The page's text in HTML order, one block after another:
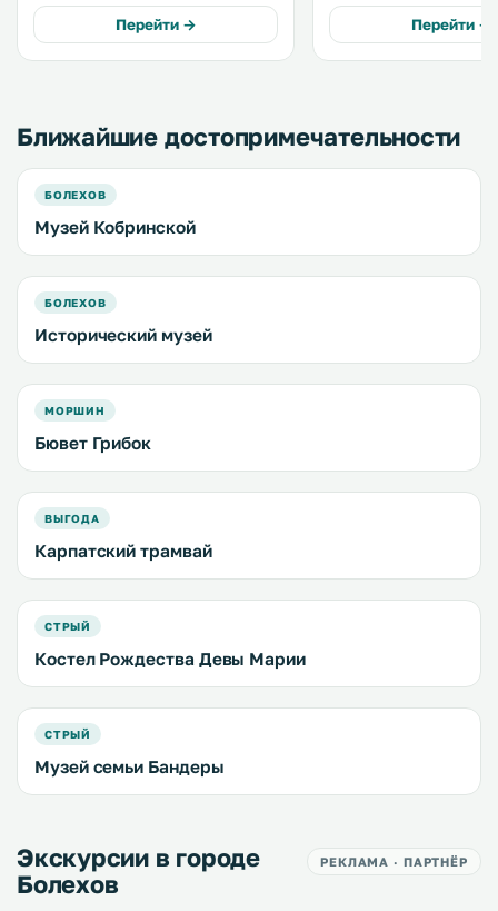
км от поселка Славское. К услугам
гостей бесплатный Wi-Fi,
гидромассажная ванна и
Перейти →
will provide you with a TV.
with a refrigerator, the
also has an electric
Перейти →
Ближайшие достопримечательности
БОЛЕХОВ
Музей Кобринской
БОЛЕХОВ
Исторический музей
МОРШИН
Бювет Грибок
ВЫГОДА
Карпатский трамвай
СТРЫЙ
Костел Рождества Девы Марии
СТРЫЙ
Музей семьи Бандеры
Экскурсии в городе
Болехов
РЕКЛАМА · ПАРТНЁР